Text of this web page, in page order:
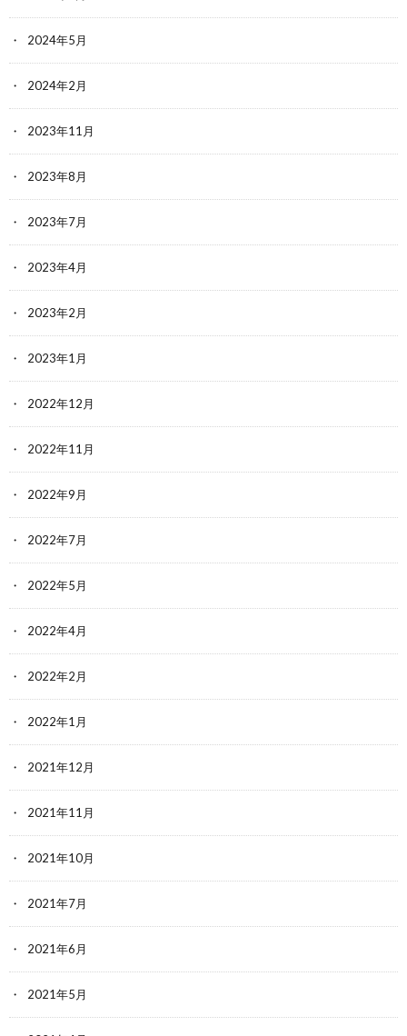
2024年5月
2024年2月
2023年11月
2023年8月
2023年7月
2023年4月
2023年2月
2023年1月
2022年12月
2022年11月
2022年9月
2022年7月
2022年5月
2022年4月
2022年2月
2022年1月
2021年12月
2021年11月
2021年10月
2021年7月
2021年6月
2021年5月